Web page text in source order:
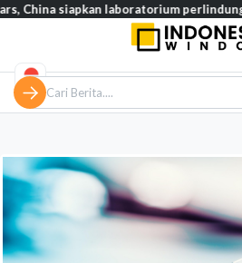
laboratorium perlindungan planet